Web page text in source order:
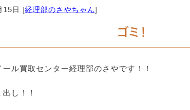
15日 [経理部のさやちゃん]
ゴミ！
ール買取センター経理部のさやです！！
し！！